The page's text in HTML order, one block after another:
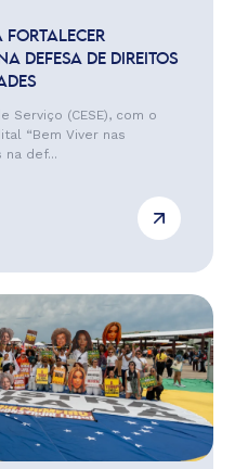
DEFESA DE DIREITOS
Serviço (CESE), com o
“Bem Viver nas
na def...